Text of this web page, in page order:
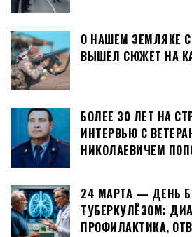
О НАШЕМ ЗЕМЛЯКЕ
ВЫШЕЛ СЮЖЕТ НА
БОЛЕЕ 30 ЛЕТ НА
ИНТЕРВЬЮ С
НИКОЛАЕВИЧЕМ
24 МАРТА — ДЕНЬ
ТУБЕРКУЛЁЗОМ:
ПРОФИЛАКТИКА,